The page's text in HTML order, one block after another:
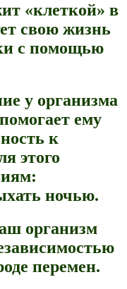
«клеткой» в
свою жизнь
с помощью
у организма
ему
к
этого
ночью.
организм
перемен.